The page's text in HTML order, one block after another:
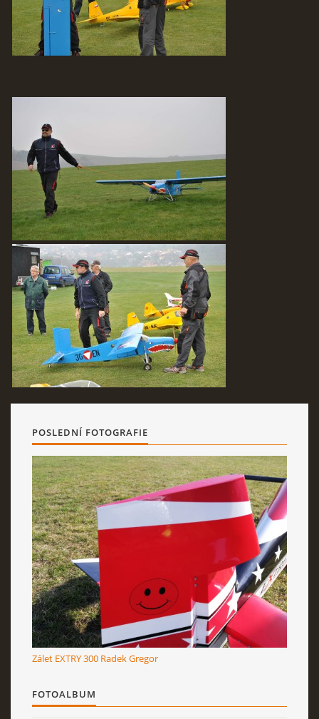
POSLEDNÍ FOTOGRAFIE
Zálet EXTRY 300 Radek Gregor
FOTOALBUM